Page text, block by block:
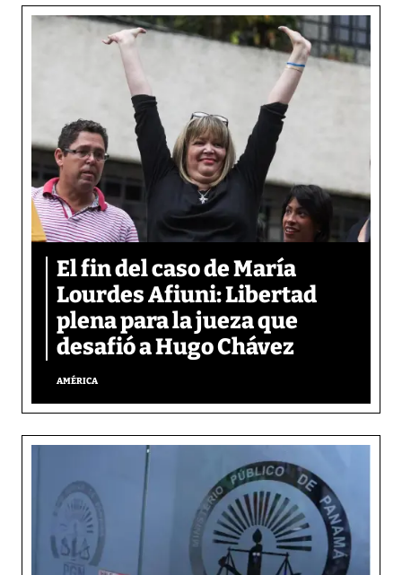
El fin del caso de María
Lourdes Afiuni: Libertad
plena para la jueza que
desafió a Hugo Chávez
AMÉRICA